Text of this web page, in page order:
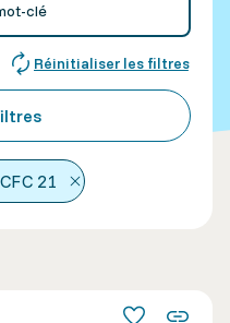
clé
Réinitialiser les filtres
21